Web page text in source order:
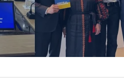
24/7
FB: @uwcongress